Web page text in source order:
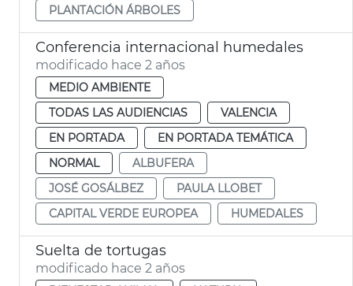
PLANTACIÓN ÁRBOLES
Conferencia internacional humedales
modificado hace 2 años
MEDIO AMBIENTE
TODAS LAS AUDIENCIAS
VALENCIA
EN PORTADA
EN PORTADA TEMÁTICA
NORMAL
ALBUFERA
JOSÉ GOSÁLBEZ
PAULA LLOBET
CAPITAL VERDE EUROPEA
HUMEDALES
Suelta de tortugas
modificado hace 2 años